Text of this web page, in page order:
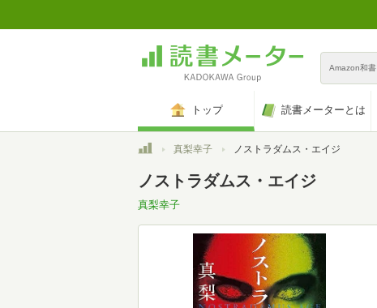
Amazon和書
トップ 読書メーターとは
トップ真梨幸子 ノストラダムス・エイジ
ノストラダムス・エイジ
真梨幸子